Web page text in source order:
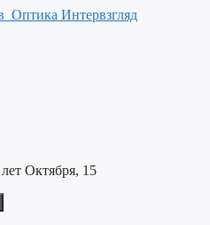
Оптика Интервзгляд
Октября, 15